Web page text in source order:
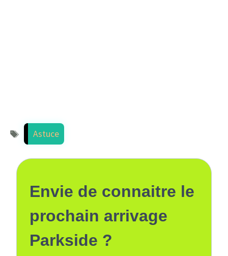
Étiquettes
Astuce
Envie de connaitre le
prochain arrivage
Parkside ?